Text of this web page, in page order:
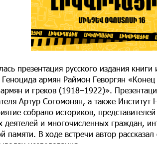
презентация русского издания
Геноцида армян Раймон Геворгян
и греков (1918–1922)».
Артур Согомонян, а также
собрало историков,
деятелей и многочисленных граждан,
памяти. В ходе встречи автор